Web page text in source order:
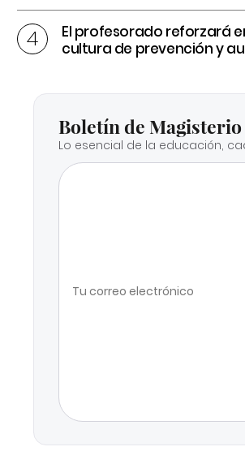
El profesorado reforzará
cultura de prevención y
Boletín de Magisterio
Lo esencial de la educación,